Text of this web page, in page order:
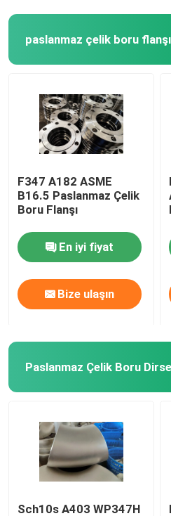
Ürün:% s
Fabrika turu
paslanmaz çelik boru flanşı
F347 A182 ASME
B16.5 Paslanmaz Çelik
Boru Flanşı
En iyi fiyat
Bize ulaşın
Paslanmaz Çelik Boru
Sch10s A403 WP347H